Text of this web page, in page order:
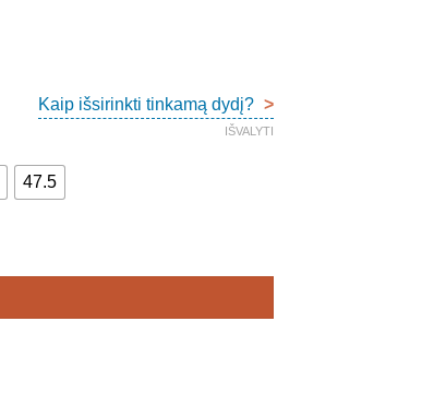
Kaip išsirinkti tinkamą dydį? >
47.5
IŠVALYTI